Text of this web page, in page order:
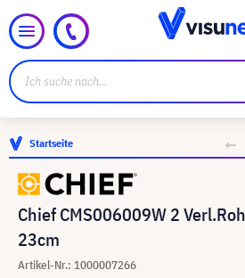
Startseite
Chief CMS006009W 2
23cm
Artikel-Nr.: 1000007266